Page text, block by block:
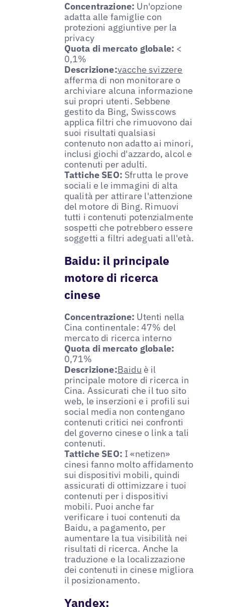
Concentrazione: Un'opzione
adatta alle famiglie con
protezioni aggiuntive per la
privacy
Quota di mercato globale: <
0,1%
Descrizione:vacche svizzere
afferma di non monitorare o
archiviare alcuna informazione
sui propri utenti. Sebbene
gestito da Bing, Swisscows
applica filtri che rimuovono dai
suoi risultati qualsiasi
contenuto non adatto ai minori,
inclusi giochi d'azzardo, alcol e
contenuti per adulti.
Tattiche SEO: Sfrutta le prove
sociali e le immagini di alta
qualità per attirare l'attenzione
del motore di Bing. Rimuovi
tutti i contenuti potenzialmente
sospetti che potrebbero essere
soggetti a filtri adeguati all'età.
Baidu: il principale
motore di ricerca
cinese
Concentrazione: Utenti nella
Cina continentale: 47% del
mercato di ricerca interno
Quota di mercato globale:
0,71%
Descrizione:Baidu è il
principale motore di ricerca in
Cina. Assicurati che il tuo sito
web, le inserzioni e i profili sui
social media non contengano
contenuti critici nei confronti
del governo cinese o link a tali
contenuti.
Tattiche SEO: I «netizen»
cinesi fanno molto affidamento
sui dispositivi mobili, quindi
assicurati di ottimizzare i tuoi
contenuti per i dispositivi
mobili. Puoi anche far
verificare i tuoi contenuti da
Baidu, a pagamento, per
aumentare la tua visibilità nei
risultati di ricerca. Anche la
traduzione e la localizzazione
dei contenuti in cinese migliora
il posizionamento.
Yandex: